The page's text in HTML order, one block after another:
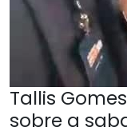
Tallis
sobre a